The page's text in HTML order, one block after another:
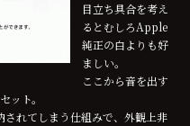
目立ち具合を考え
るとむしろApple
純正の白よりも好
ましい。
ここから音を出す
ット。
されてしまう仕組みで、外観上非